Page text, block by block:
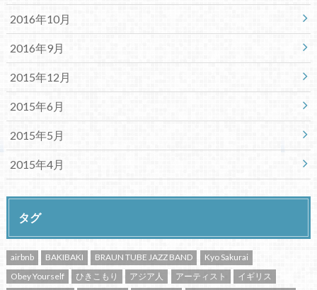
2016年10月
2016年9月
2015年12月
2015年6月
2015年5月
2015年4月
タグ
airbnb BAKIBAKI BRAUN TUBE JAZZ BAND
Kyo Sakurai
Obey Yourself
ひきこもり アジア人 アーティスト
イギリス